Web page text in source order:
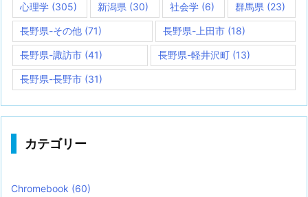
心理学 (305) 新潟県 (30) 社会学(6) 群馬県 (23)
長野県-その他 (71) 長野県-上田市(18)
長野県-諏訪市 (41) 長野県-軽井沢町 (13)
長野県-長野市 (31)
カテゴリー
Chromebook (60)